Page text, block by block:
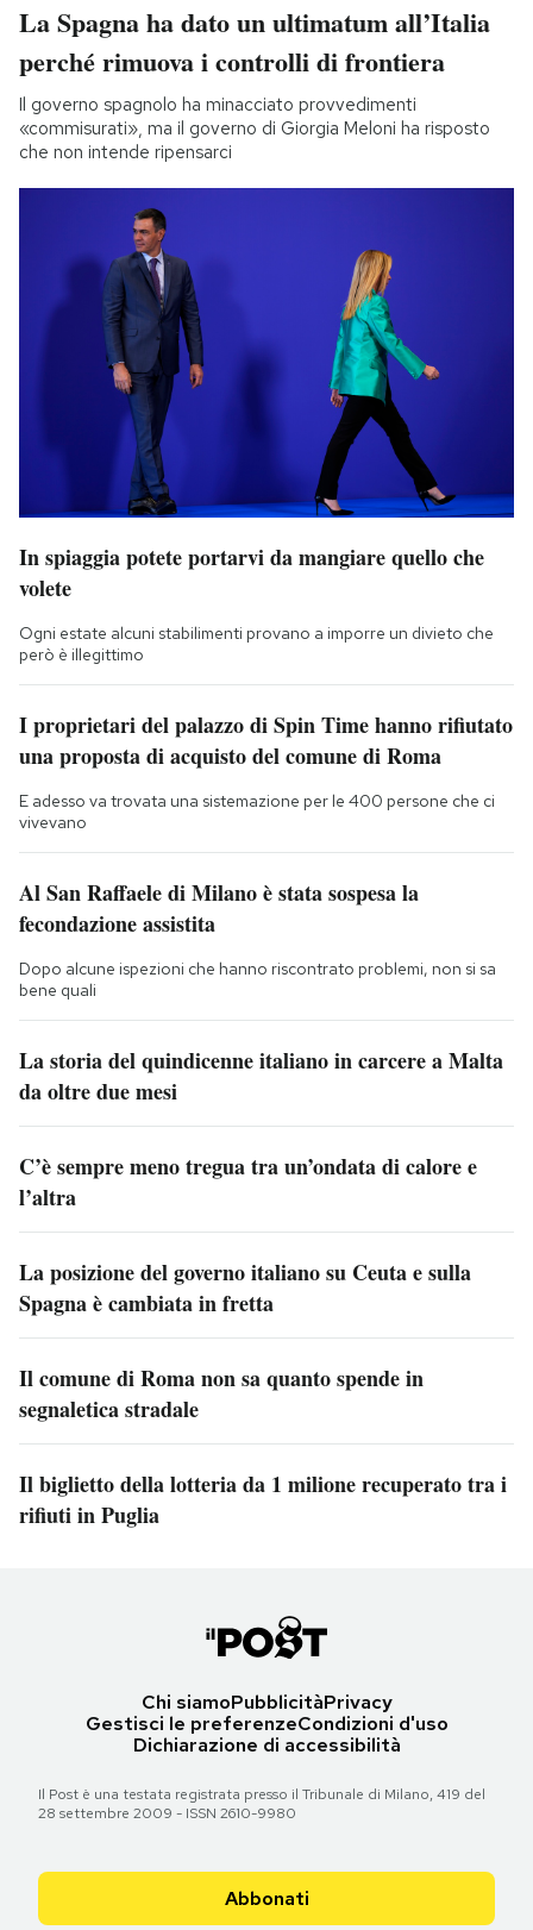
La Spagna ha dato un ultimatum all’Italia
perché rimuova i controlli di frontiera
Il governo spagnolo ha minacciato provvedimenti
«commisurati», ma il governo di Giorgia Meloni ha risposto
che non intende ripensarci
In spiaggia potete portarvi da mangiare quello che
volete
Ogni estate alcuni stabilimenti provano a imporre un divieto che
però è illegittimo
I proprietari del palazzo di Spin Time hanno rifiutato
una proposta di acquisto del comune di Roma
E adesso va trovata una sistemazione per le 400 persone che ci
vivevano
Al San Raffaele di Milano è stata sospesa la
fecondazione assistita
Dopo alcune ispezioni che hanno riscontrato problemi, non si sa
bene quali
La storia del quindicenne italiano in carcere a Malta
da oltre due mesi
C’è sempre meno tregua tra un’ondata di calore e
l’altra
La posizione del governo italiano su Ceuta e sulla
Spagna è cambiata in fretta
Il comune di Roma non sa quanto spende in
segnaletica stradale
Il biglietto della lotteria da 1 milione recuperato tra i
rifiuti in Puglia
Chi siamoPubblicitàPrivacy
Gestisci le preferenzeCondizioni d'uso
Dichiarazione di accessibilità
Il Post è una testata registrata presso il Tribunale di Milano, 419 del
28 settembre 2009 - ISSN 2610-9980
Abbonati